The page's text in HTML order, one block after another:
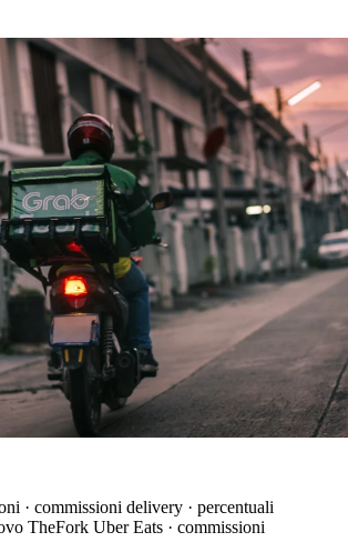
· commissioni delivery · percentuali
TheFork Uber Eats · commissioni